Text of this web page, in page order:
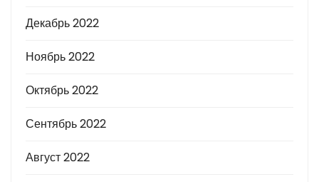
Декабрь 2022
Ноябрь 2022
Октябрь 2022
Сентябрь 2022
Август 2022